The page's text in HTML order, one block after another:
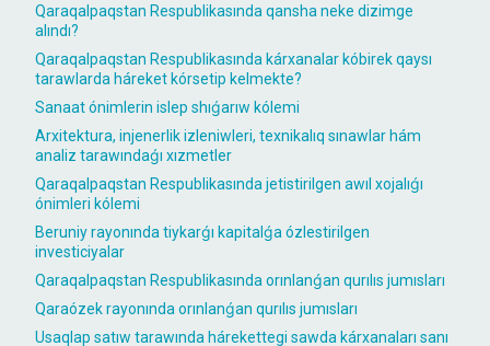
Qaraqalpaqstan Respublikasında qansha neke dizimge
alındı?
Qaraqalpaqstan Respublikasında kárxanalar kóbirek qaysı
tarawlarda háreket kórsetip kelmekte?
Sanaat ónimlerin islep shıǵarıw kólemi
Arxitektura, injenerlik izleniwleri, texnikalıq sınawlar hám
analiz tarawındaǵı xızmetler
Qaraqalpaqstan Respublikasında jetistirilgen awıl xojalıǵı
ónimleri kólemi
Beruniy rayonında tiykarǵı kapitalǵa ózlestirilgen
investiciyalar
Qaraqalpaqstan Respublikasında orınlanǵan qurılıs jumısları
Qaraózek rayonında orınlanǵan qurılıs jumısları
Usaqlap satıw tarawında hárekettegi sawda kárxanaları sanı